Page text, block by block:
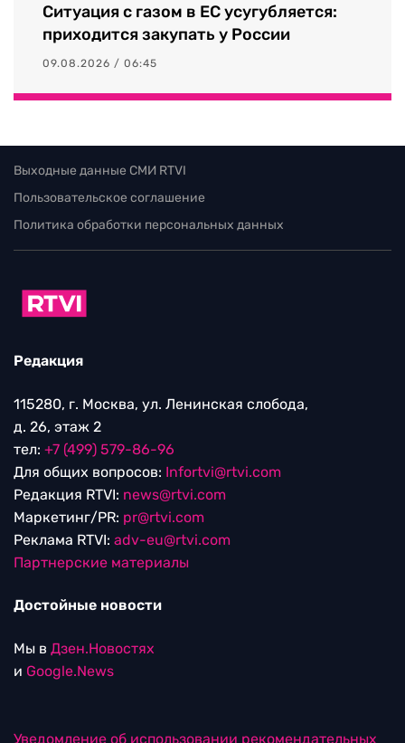
Ситуация с газом в ЕС усугубляется:
приходится закупать у России
09.08.2026 / 06:45
Выходные данные СМИ RTVI
Пользовательское соглашение
Политика обработки персональных данных
Редакция
115280, г. Москва, ул. Ленинская слобода,
д. 26, этаж 2
тел: +7 (499) 579-86-96
Для общих вопросов: Infortvi@rtvi.com
Редакция RTVI: news@rtvi.com
Маркетинг/PR: pr@rtvi.com
Реклама RTVI: adv-eu@rtvi.com
Партнерские материалы
Достойные новости
Мы в Дзен.Новостях
и Google.News
Уведомление об использовании рекомендательных